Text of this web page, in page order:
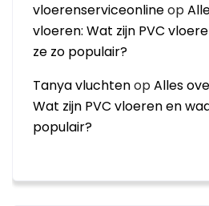
vloerenserviceonlineop
vloeren: Wat zijn PVC
ze zo populair?
Tanya vluchtenopAlles
Wat zijn PVC vloeren en
populair?